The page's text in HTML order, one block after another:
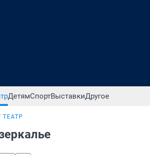
ДетямСпортВыставкиДругое
ТЕАТР